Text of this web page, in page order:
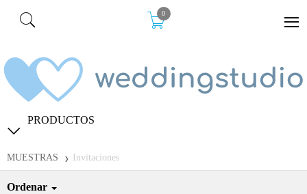
0
PRODUCTOS
MUESTRAS Invitaciones
Ordenar